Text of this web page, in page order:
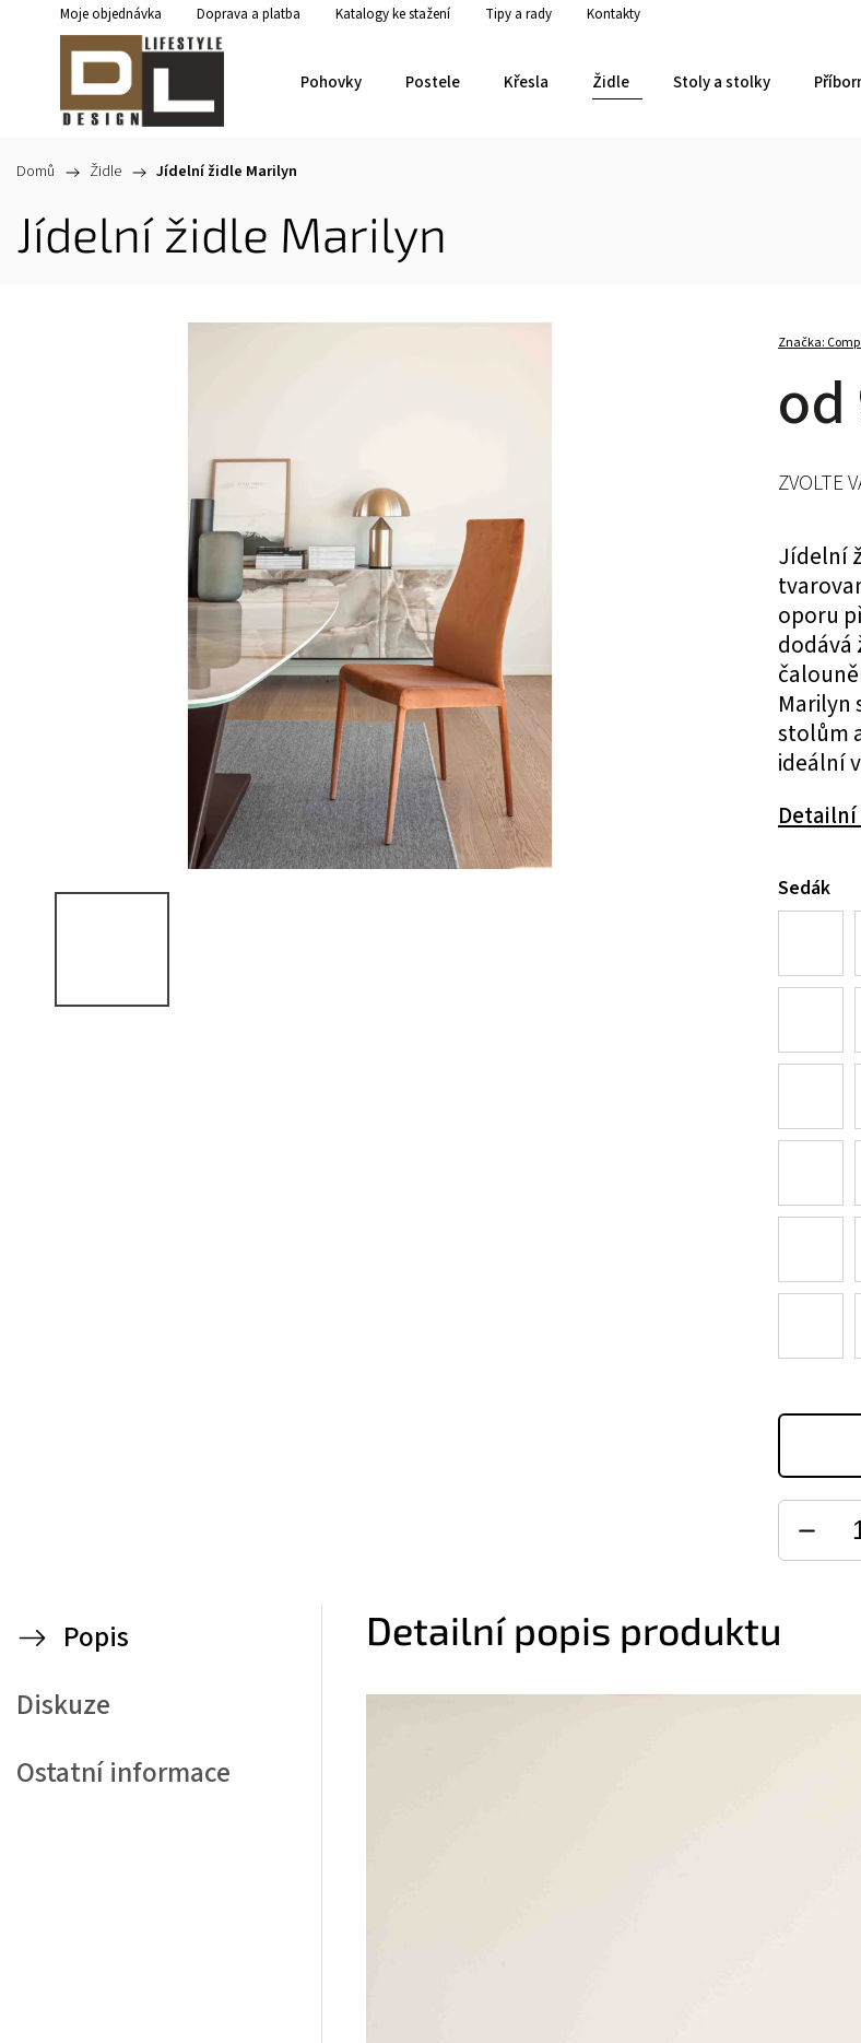
Moje objednávka Doprava a platba Katalogy ke stažení Tipy a rady Kontakty
Pohovky Postele Křesla Židle Stoly a stolky
Domů / Židle / Jídelní židle Marilyn
Jídelní židle Marilyn
Značka:
od
Jídelní
oporu
dodává
Marilyn
stolům
ideální
Sedák
ZVOLTE
Popis
Diskuze
Ostatní informace
Detailní popis produktu